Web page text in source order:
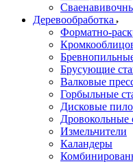
Деревообработка
Форматно-
Брусующие
Валковые
Горбыльные
Дисковые
Дровокольные
Измельчители
Каландеры